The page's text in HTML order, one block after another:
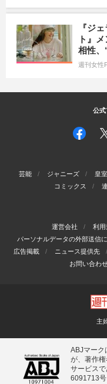
『ジ
ト』
相性、
週刊女性
公
芸能 ジャニーズ 皇室
コミックス
運営会社 利用
パーソナルデータの外部送信
広告掲載
ニュース提供先
お問い合わ
主
ABJマーク
が、著作
サービス
6091713